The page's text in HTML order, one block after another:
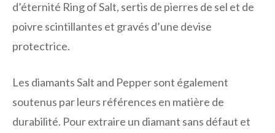
d’éternité Ring of Salt, sertis de pierres de sel et de
poivre scintillantes et gravés d’une devise
protectrice.
Les diamants Salt and Pepper sont également
soutenus par leurs références en matière de
durabilité. Pour extraire un diamant sans défaut et